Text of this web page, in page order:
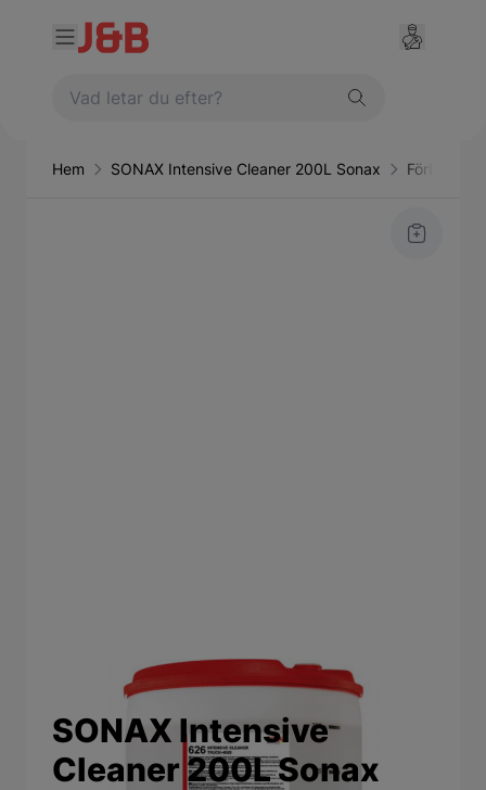
Hem SONAX Intensive Cleaner 200L Sonax
SONAX Intensive
Cleaner 200L Sonax